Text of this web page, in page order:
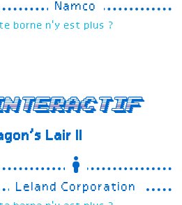
Namco
borne n'y est plus ?
Lair II
Leland Corporation